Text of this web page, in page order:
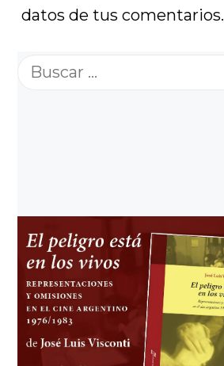
datos de tus comentarios.
Buscar: